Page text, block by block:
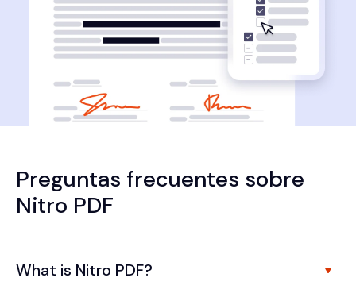
Preguntas frecuentes sobre
Nitro PDF
What is Nitro PDF?